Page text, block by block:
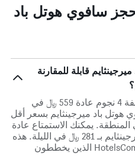
حجز سافوي هوتل باد
قابلة للمقارنة
تكلف فنادق باد ميرغينثيم المصنفة 4 نجوم عادة 559 ﷼ في
هوتل باد ميرجينثايم بسعر أقل
في المنطقة. يمكنك الاستمتاع عادة
بالاقامة في سافوي هوتل باد ميرجينثايم بـ 281 ﷼ في الليلة. هذه
صفقة رائعة لمستخدمي HotelsCombined الذين يخططون